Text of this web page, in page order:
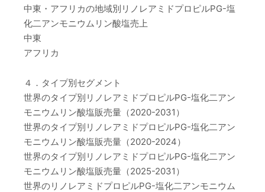
中東・アフリカの地域別リノレアミドプロピルPG-塩
化二アンモニウムリン酸塩売上
中東
アフリカ
４．タイプ別セグメント
世界のタイプ別リノレアミドプロピルPG-塩化二アン
モニウムリン酸塩販売量（2020-2031）
世界のタイプ別リノレアミドプロピルPG-塩化二アン
モニウムリン酸塩販売量（2020-2024）
世界のタイプ別リノレアミドプロピルPG-塩化二アン
モニウムリン酸塩販売量（2025-2031）
世界のリノレアミドプロピルPG-塩化二アンモニウム